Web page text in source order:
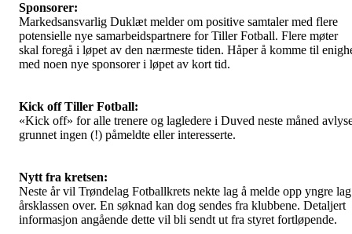
Sponsorer:
Markedsansvarlig Duklæt melder om positive samtaler med flere
potensielle nye samarbeidspartnere for Tiller Fotball. Flere møter
skal foregå i løpet av den nærmeste tiden. Håper å komme til
med noen nye sponsorer i løpet av kort tid.
Kick off Tiller Fotball:
«Kick off» for alle trenere og lagledere i Duved neste måned
grunnet ingen (!) påmeldte eller interesserte.
Nytt fra kretsen:
Neste år vil Trøndelag Fotballkrets nekte lag å melde opp yngre
årsklassen over. En søknad kan dog sendes fra klubbene. Detaljert
informasjon angående dette vil bli sendt ut fra styret fortløpende.